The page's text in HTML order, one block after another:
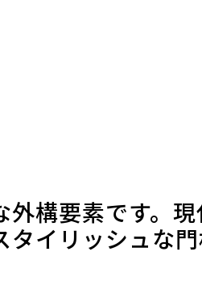
構要素です。
タイリッシュな